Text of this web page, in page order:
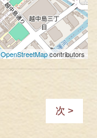
OpenStreetMapcontributors
次 >